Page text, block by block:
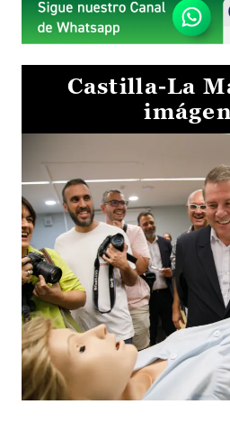
Castilla-La